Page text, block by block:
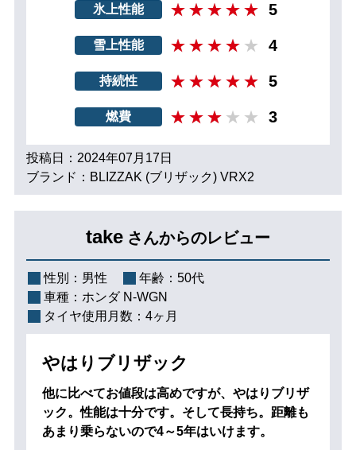
氷上性能 5
雪上性能 4
持続性 5
燃費 3
投稿日：2024年07月17日
ブランド：BLIZZAK (ブリザック) VRX2
take さんからのレビュー
性別： 男性 年齢： 50代
車種： ホンダ N-WGN
タイヤ使用月数： 4ヶ月
やはりブリザック
他に比べてお値段は高めですが、やはりブリザ
ック。性能は十分です。そして長持ち。距離も
あまり乗らないので4～5年はいけます。